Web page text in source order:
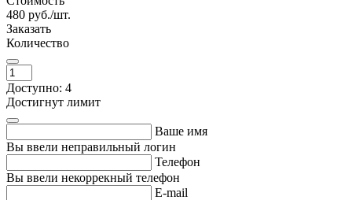
480 руб./шт.
Заказать
Количество
Доступно: 4
Достигнут лимит
Ваше имя
Вы ввели неправильный логин
Телефон
Вы ввели некоррекный телефон
E-mail